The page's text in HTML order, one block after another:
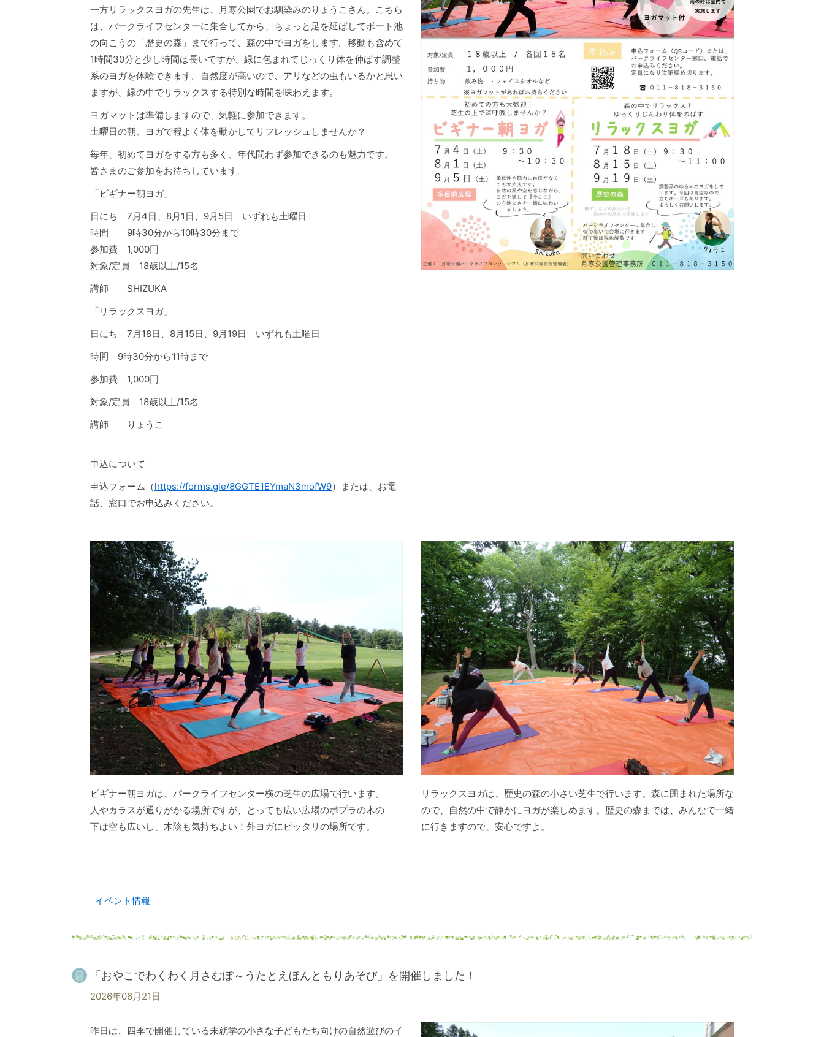
一方リラックスヨガの先生は、月寒公園でお馴染みのりょうこさん。こちら
は、パークライフセンターに集合してから、ちょっと足を延ばしてボート池
の向こうの「歴史の森」まで行って、森の中でヨガをします。移動も含めて
1時間30分と少し時間は長いですが、緑に包まれてじっくり体を伸ばす調整
系のヨガを体験できます。自然度が高いので、アリなどの虫もいるかと思い
ますが、緑の中でリラックスする特別な時間を味わえます。
ヨガマットは準備しますので、気軽に参加できます。
土曜日の朝、ヨガで程よく体を動かしてリフレッシュしませんか？
毎年、初めてヨガをする方も多く、年代問わず参加できるのも魅力です。
皆さまのご参加をお待ちしています。
「ビギナー朝ヨガ」
日にち 7月4日、8月1日、9月5日 いずれも土曜日
時間 9時30分から10時30分まで
参加費 1,000円
対象/定員 18歳以上/15名
講師 SHIZUKA
「リラックスヨガ」
日にち 7月18日、8月15日、9月19日 いずれも土曜日
時間 9時30分から11時まで
参加費 1,000円
対象/定員 18歳以上/15名
講師 りょうこ
申込について
申込フォーム（https://forms.gle/8GGTE1EYmaN3mofW9）または、お電
話、窓口でお申込みください。
ビギナー朝ヨガは、パークライフセンター横の芝生の広場で行います。
人やカラスが通りがかる場所ですが、とっても広い広場のポプラの木の
下は空も広いし、木陰も気持ちよい！外ヨガにピッタリの場所です。
リラックスヨガは、歴史の森の小さい芝生で行います。森に囲まれた場所な
ので、自然の中で静かにヨガが楽しめます。歴史の森までは、みんなで一緒
に行きますので、安心ですよ。
イベント情報
「おやこでわくわく月さむぽ～うたとえほんともりあそび」を開催しました！
2026年06月21日
昨日は、四季で開催している未就学の小さな子どもたち向けの自然遊びのイ